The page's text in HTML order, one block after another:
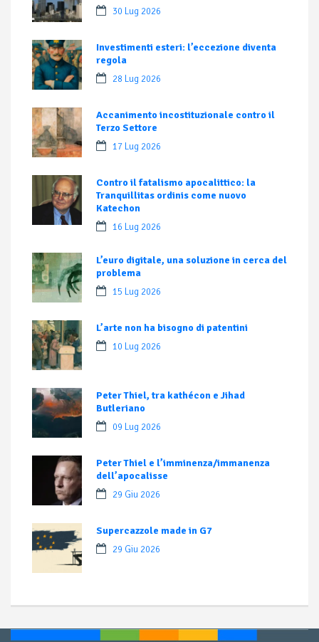
30 Lug 2026
Investimenti esteri: l’eccezione diventa
regola
28 Lug 2026
Accanimento incostituzionale contro il
Terzo Settore
17 Lug 2026
Contro il fatalismo apocalittico: la
Tranquillitas ordinis come nuovo
Katechon
16 Lug 2026
L’euro digitale, una soluzione in cerca del
problema
15 Lug 2026
L’arte non ha bisogno di patentini
10 Lug 2026
Peter Thiel, tra kathécon e Jihad
Butleriano
09 Lug 2026
Peter Thiel e l’imminenza/immanenza
dell’apocalisse
29 Giu 2026
Supercazzole made in G7
29 Giu 2026